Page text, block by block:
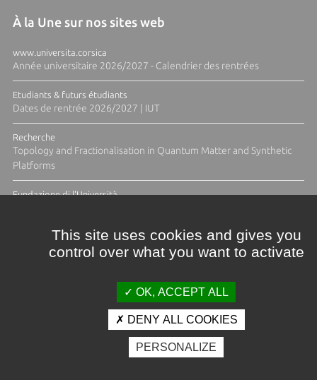
À la Une sur nos sites web
www.universita.corsica
Année universitaire 2026/2027 - Calendrier des rentrées
Etudiants & futurs étudiants
Dates de rentrée 2026/2027 | IUT
Recherche
Topology and Fractionalisation in Quantum Matter and Synthetic
Platforms
Fundazione di l'Università
Crédits et mentions légales
Espace presse
Photothèque
This site uses cookies and gives you
control over what you want to activate
OK, ACCEPT ALL
DENY ALL COOKIES
PERSONALIZE